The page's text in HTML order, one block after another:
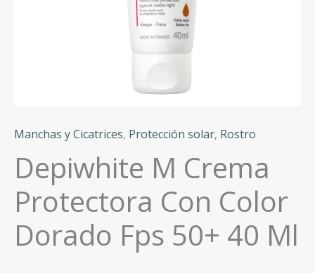
Manchas y Cicatrices, Protección solar, Rostro
Depiwhite M Crema
Protectora Con Color
Dorado Fps 50+ 40 Ml